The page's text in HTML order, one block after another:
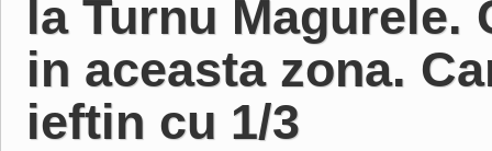
la Turnu
in aceasta zona.
ieftin cu 1/3